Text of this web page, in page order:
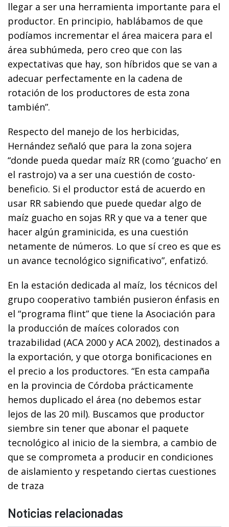
llegar a ser una herramienta importante para el
productor. En principio, hablábamos de que
podíamos incrementar el área maicera para el
área subhúmeda, pero creo que con las
expectativas que hay, son híbridos que se van a
adecuar perfectamente en la cadena de
rotación de los productores de esta zona
también”.
Respecto del manejo de los herbicidas,
Hernández señaló que para la zona sojera
“donde pueda quedar maíz RR (como ‘guacho’ en
el rastrojo) va a ser una cuestión de costo-
beneficio. Si el productor está de acuerdo en
usar RR sabiendo que puede quedar algo de
maíz guacho en sojas RR y que va a tener que
hacer algún graminicida, es una cuestión
netamente de números. Lo que sí creo es que es
un avance tecnológico significativo”, enfatizó.
En la estación dedicada al maíz, los técnicos del
grupo cooperativo también pusieron énfasis en
el “programa flint” que tiene la Asociación para
la producción de maíces colorados con
trazabilidad (ACA 2000 y ACA 2002), destinados a
la exportación, y que otorga bonificaciones en
el precio a los productores. “En esta campaña
en la provincia de Córdoba prácticamente
hemos duplicado el área (no debemos estar
lejos de las 20 mil). Buscamos que productor
siembre sin tener que abonar el paquete
tecnológico al inicio de la siembra, a cambio de
que se comprometa a producir en condiciones
de aislamiento y respetando ciertas cuestiones
de traza
Noticias relacionadas